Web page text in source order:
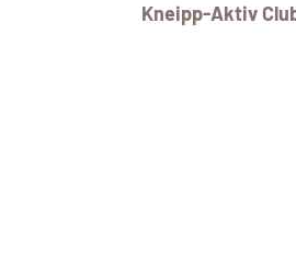
Kneipp-Aktiv